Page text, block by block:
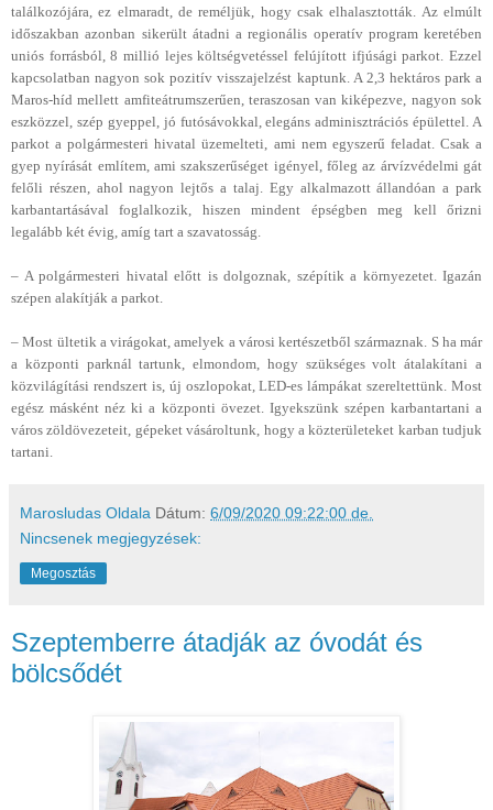
találkozójára, ez elmaradt, de reméljük, hogy csak elhalasztották. Az elmúlt
időszakban azonban sikerült átadni a regionális operatív program keretében
uniós forrásból, 8 millió lejes költségvetéssel felújított ifjúsági parkot. Ezzel
kapcsolatban nagyon sok pozitív visszajelzést kaptunk. A 2,3 hektáros park a
Maros-híd mellett amfiteátrumszerűen, teraszosan van kiképezve, nagyon sok
eszközzel, szép gyeppel, jó futósávokkal, elegáns adminisztrációs épülettel. A
parkot a polgármesteri hivatal üzemelteti, ami nem egyszerű feladat. Csak a
gyep nyírását említem, ami szakszerűséget igényel, főleg az árvízvédelmi gát
felőli részen, ahol nagyon lejtős a talaj. Egy alkalmazott állandóan a park
karbantartásával foglalkozik, hiszen mindent épségben meg kell őrizni
legalább két évig, amíg tart a szavatosság.
– A polgármesteri hivatal előtt is dolgoznak, szépítik a környezetet. Igazán
szépen alakítják a parkot.
– Most ültetik a virágokat, amelyek a városi kertészetből származnak. S ha már
a központi parknál tartunk, elmondom, hogy szükséges volt átalakítani a
közvilágítási rendszert is, új oszlopokat, LED-es lámpákat szereltettünk. Most
egész másként néz ki a központi övezet. Igyekszünk szépen karbantartani a
város zöldövezeteit, gépeket vásároltunk, hogy a közterületeket karban tudjuk
tartani.
Marosludas Oldala Dátum: 6/09/2020 09:22:00 de.
Nincsenek megjegyzések:
Megosztás
Szeptemberre átadják az óvodát és
bölcsődét